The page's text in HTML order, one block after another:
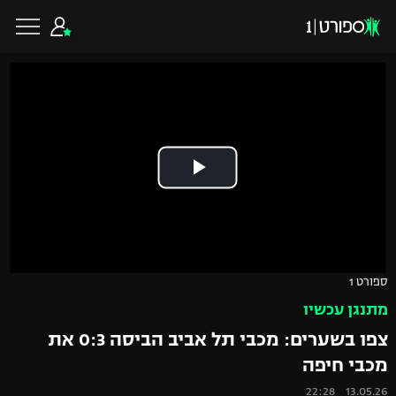
ליגיונרים
גביע המדינה
ליגה אירופית
כדורסל ישראלי
ליגה לאומית
כדורסל עולמי
NBA
ספורט 1
מתנגן עכשיו
צפו בשערים: מכבי תל אביב הביסה 0:3 את
מכבי חיפה
13.05.26 22:28